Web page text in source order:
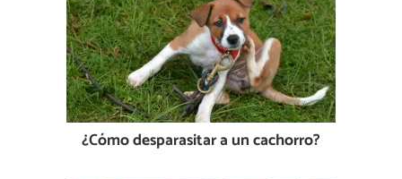
¿Cómo desparasitar a un cachorro?